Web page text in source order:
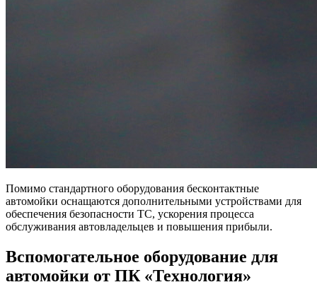
Помимо стандартного оборудования бесконтактные
автомойки оснащаются дополнительными устройствами для
обеспечения безопасности ТС, ускорения процесса
обслуживания автовладельцев и повышения прибыли.
Вспомогательное оборудование для
автомойки от ПК «Технология»